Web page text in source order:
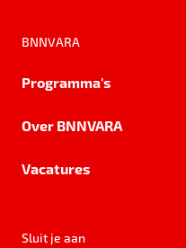
BNNVARA
Programma's
Over BNNVARA
Vacatures
Sluit je aan